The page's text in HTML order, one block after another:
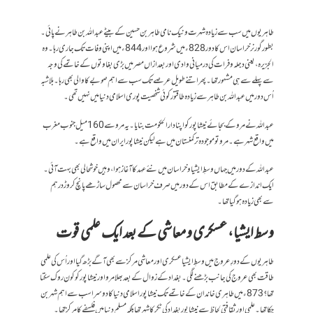
طاہریوں میں سب سے زیادہ شہرت و نیک نامی طاہر بن حسین کے بیٹے عبد اللہ بن طاہر نے پائی۔
بطور گورنر خراسان اس کا دور 828ء میں شروع ہوا اور 844ء میں اپنی وفات تک جاری رہا۔ وہ
الجزیرہ، یعنی دجلہ و فرات کی درمیانی وادی اور بعد ازاں مصر میں بڑی بغاوتوں کے خاتمے کی وجہ
سے پہلے سے ہی مشہور تھا۔ پھر اتنے طویل عرصے تک سب سے اہم صوبے کا والی بھی رہا۔بلاشبہ
اُس دور میں عبد اللہ بن طاہر سے زیادہ طاقتور کوئی شخصیت پوری اسلامی دنیا میں نہیں تھی۔
عبد اللہ نے مرو کے بجائے نیشاپور کو اپنا دارالحکومت بنایا۔ یہ مرو سے 160 میل جنوب مغرب
میں واقع شہر ہے۔ مرو تو موجودہ ترکمنستان میں ہے لیکن نیشاپور ایران میں واقع ہے۔
عبد اللہ کے دور میں جہاں وسطِ ایشیا و خراسان میں نئے عہد کا آغاز ہوا، وہیں خوشحالی بھی بہت آئی۔
ایک اندازے کے مطابق اس کے دور میں صرف خراسان سے محصول ساڑھے پانچ کروڑ درہم
سے بھی زیادہ ہو گیا تھا۔
وسط ایشیا، عسکری و معاشی کے بعد ایک علمی قوت
طاہریوں کے دورِ عروج میں وسطِ ایشیا عسکری اور معاشی مرکز سے بھی آگے بڑھ گیا اور اُس کی علمی
طاقت بھی عروج کی جانب بڑھنے لگی۔ بغداد کے زوال کے بعد بھلا مرو اور نیشاپور کو کون روک سکتا
تھا؟ 873ء میں طاہری خاندان کے خاتمے تک نیشاپور اسلامی دنیا کا دوسرا سب سے اہم شہر بن